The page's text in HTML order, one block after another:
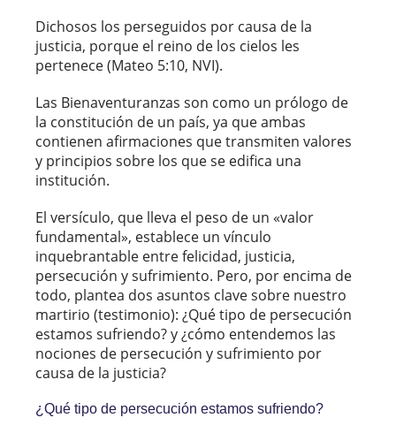
Dichosos los perseguidos por causa de la
justicia, porque el reino de los cielos les
pertenece (Mateo 5:10, NVI).
Las Bienaventuranzas son como un prólogo de
la constitución de un país, ya que ambas
contienen afirmaciones que transmiten valores
y principios sobre los que se edifica una
institución.
El versículo, que lleva el peso de un «valor
fundamental», establece un vínculo
inquebrantable entre felicidad, justicia,
persecución y sufrimiento. Pero, por encima de
todo, plantea dos asuntos clave sobre nuestro
martirio (testimonio): ¿Qué tipo de persecución
estamos sufriendo? y ¿cómo entendemos las
nociones de persecución y sufrimiento por
causa de la justicia?
¿Qué tipo de persecución estamos sufriendo?